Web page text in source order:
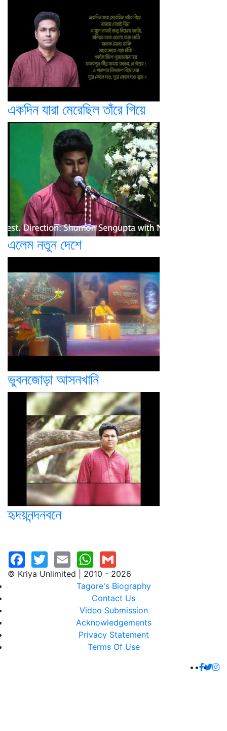
একদিন যারা মেরেছিল তাঁরে গিয়ে
এলেম নতুন দেশে
ভুবনজোড়া আসনখানি
হৃদয়নন্দনবনে
© Kriya Unlimited | 2010 - 2026
Tagore's Biography
Contact Us
Video Submission
Acknowledgements
Privacy Statement
Terms Of Use